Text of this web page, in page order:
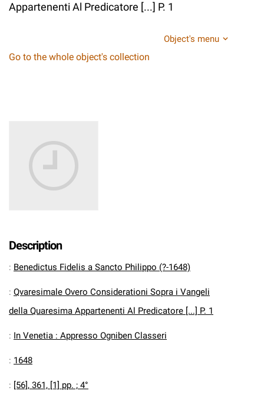
Appartenenti Al Predicatore [...] P. 1
Object's menu
Go to the whole object's collection
Description
: Benedictus Fidelis a Sancto Philippo (?-1648)
: Qvaresimale Overo Considerationi Sopra i Vangeli
della Quaresima Appartenenti Al Predicatore [...] P. 1
: In Venetia : Appresso Ogniben Classeri
: 1648
: [56], 361, [1] pp. ; 4°